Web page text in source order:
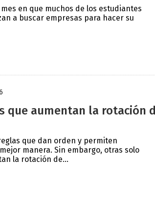
en que muchos de los estudiantes
a buscar empresas para hacer su
que aumentan la rotación
que dan orden y permiten
manera. Sin embargo, otras solo
la rotación de...